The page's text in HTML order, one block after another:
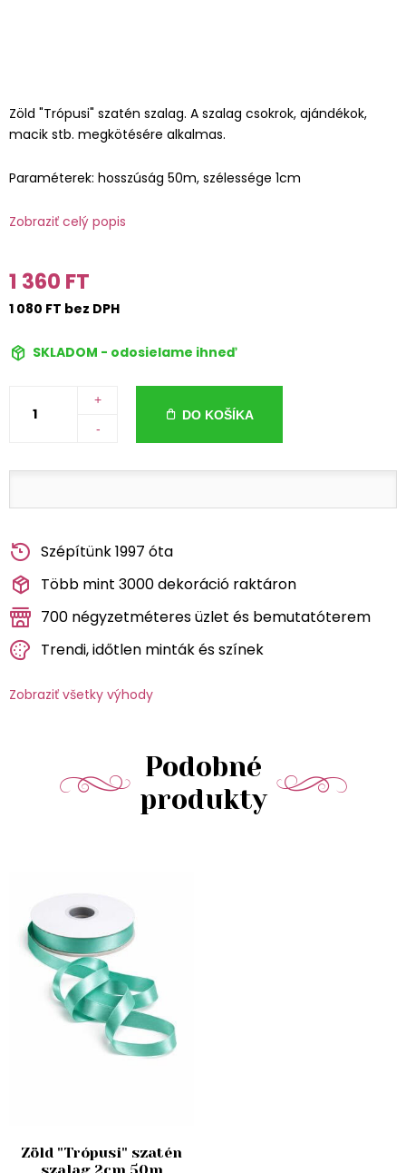
Zöld "Trópusi" szatén szalag. A szalag csokrok, ajándékok,
macik stb. megkötésére alkalmas.
Paraméterek: hosszúság 50m, szélessége 1cm
Zobraziť celý popis
1 360 FT
1 080 FT bez DPH
SKLADOM - odosielame ihneď
+
-
DO KOŠÍKA
Szépítünk 1997 óta
Több mint 3000 dekoráció raktáron
700 négyzetméteres üzlet és bemutatóterem
Trendi, időtlen minták és színek
Zobraziť všetky výhody
Podobné
produkty
Zöld "Trópusi" szatén